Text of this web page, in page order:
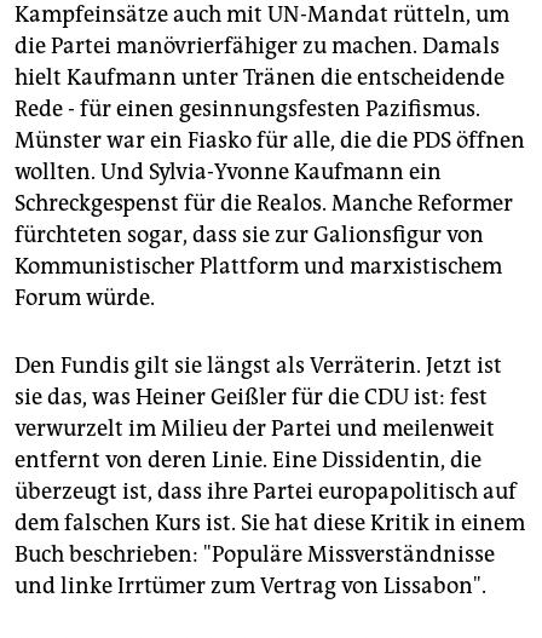
Kampfeinsätze auch mit UN-Mandat rütteln, um
die Partei manövrierfähiger zu machen. Damals
hielt Kaufmann unter Tränen die entscheidende
Rede - für einen gesinnungsfesten Pazifismus.
Münster war ein Fiasko für alle, die die PDS öffnen
wollten. Und Sylvia-Yvonne Kaufmann ein
Schreckgespenst für die Realos. Manche Reformer
fürchteten sogar, dass sie zur Galionsfigur von
Kommunistischer Plattform und marxistischem
Forum würde.
Den Fundis gilt sie längst als Verräterin. Jetzt ist
sie das, was Heiner Geißler für die CDU ist: fest
verwurzelt im Milieu der Partei und meilenweit
entfernt von deren Linie. Eine Dissidentin, die
überzeugt ist, dass ihre Partei europapolitisch auf
dem falschen Kurs ist. Sie hat diese Kritik in einem
Buch beschrieben: "Populäre Missverständnisse
und linke Irrtümer zum Vertrag von Lissabon".